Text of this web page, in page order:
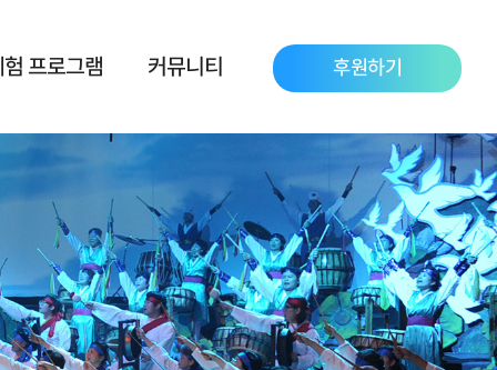
프로그램 커뮤니티 후원하기